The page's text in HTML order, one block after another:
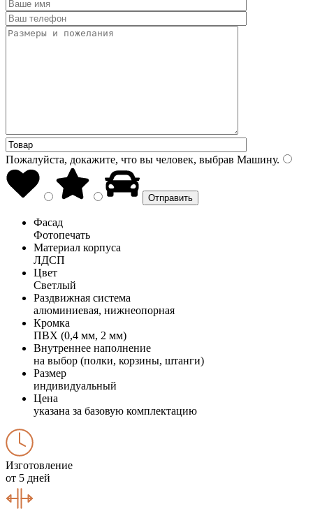
Пожалуйста, докажите, что вы человек, выбрав Машину.
Фасад
Фотопечать
Материал корпуса
ЛДСП
Цвет
Светлый
Раздвижная система
алюминиевая, нижнеопорная
Кромка
ПВХ (0,4 мм, 2 мм)
Внутреннее наполнение
на выбор (полки, корзины, штанги)
Размер
индивидуальный
Цена
указана за базовую комплектацию
Изготовление
от 5 дней